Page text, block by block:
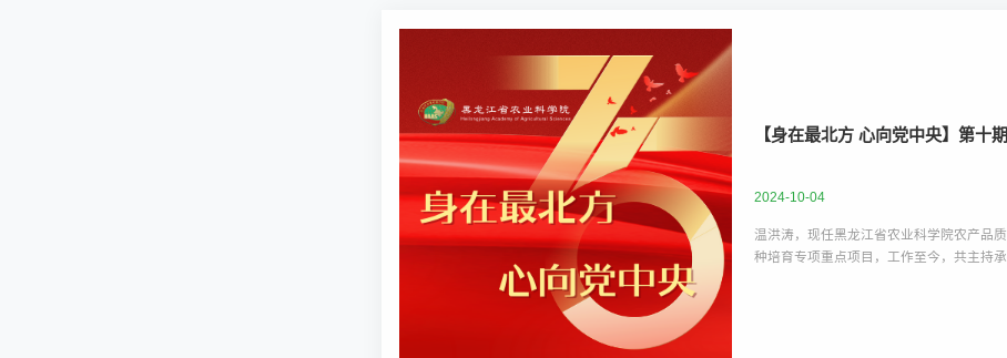
【身在最北方 心向党中央】第十
2024-10-04
温洪涛，现任黑龙江省农业科学院农产品
种培育专项重点项目，工作至今，共主持